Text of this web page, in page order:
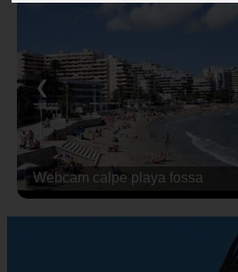
Webcam calpe playa fossa
❮